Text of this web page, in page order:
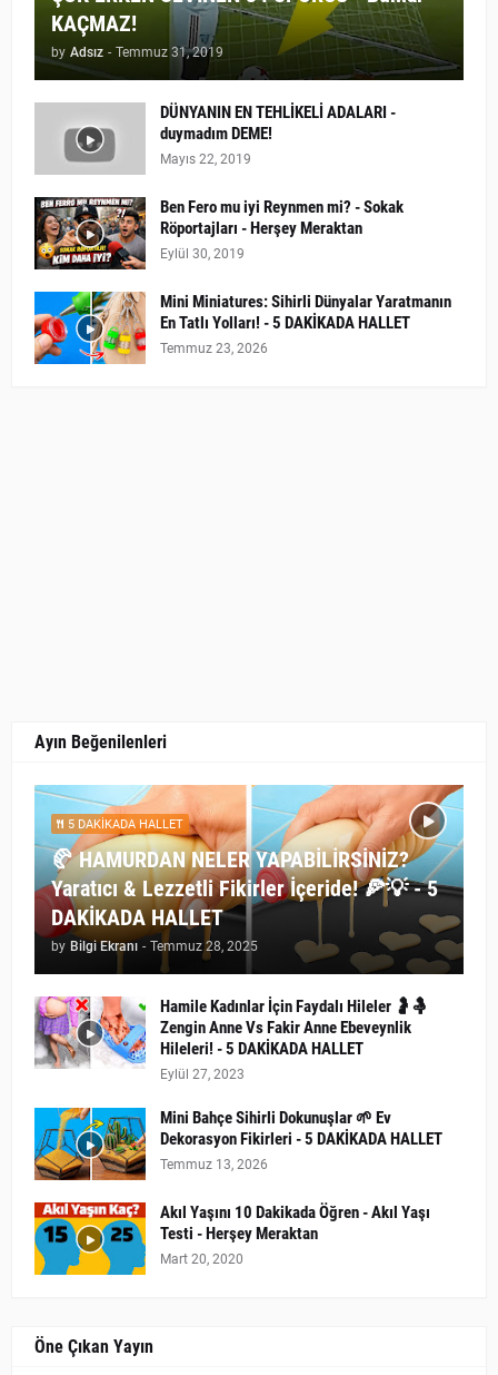
KAÇMAZ!
by Adsız - Temmuz 31, 2019
DÜNYANIN EN TEHLİKELİ ADALARI -
duymadım DEME!
Mayıs 22, 2019
Ben Fero mu iyi Reynmen mi? - Sokak
Röportajları - Herşey Meraktan
Eylül 30, 2019
Mini Miniatures: Sihirli Dünyalar Yaratmanın
En Tatlı Yolları! - 5 DAKİKADA HALLET
Temmuz 23, 2026
Ayın Beğenilenleri
5 DAKİKADA HALLET
🥐 HAMURDAN NELER YAPABİLİRSİNİZ?
Yaratıcı & Lezzetli Fikirler İçeride! 🍕💡 - 5
DAKİKADA HALLET
by Bilgi Ekranı - Temmuz 28, 2025
Hamile Kadınlar İçin Faydalı Hileler 🤰🤱
Zengin Anne Vs Fakir Anne Ebeveynlik
Hileleri! - 5 DAKİKADA HALLET
Eylül 27, 2023
Mini Bahçe Sihirli Dokunuşlar 🌱 Ev
Dekorasyon Fikirleri - 5 DAKİKADA HALLET
Temmuz 13, 2026
Akıl Yaşını 10 Dakikada Öğren - Akıl Yaşı
Testi - Herşey Meraktan
Mart 20, 2020
Öne Çıkan Yayın